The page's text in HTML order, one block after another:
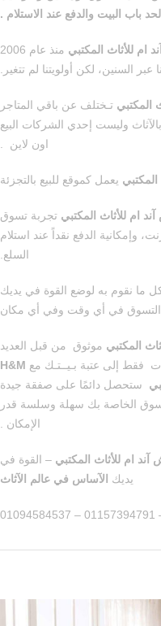
لحد باب البيت والدفع عند الاستلام .
منذ عام 2006
السنين، لكن أولويتنا لم تتغير.
تـختلف عن باقي المتاجر
وليست إحدي الشركات البيع
اون لاين .
يعمل كموقع للبيع بالتجزئة
تجربة تسوق
وإمكانية الدفع نقداً عند استلام
السلع.
كل ما نقوم به لوضع القوة في يديك
التسوق في أي وقت وفي أي مكان
موثوق من قبل العديد
فقط إلى عتبة بـيــتـك مع H&M
ستحصل دائمًا على صفقة جيدة
الخاصة بك سهلة وسلسة قدر
الإمكان .
– القوة في
يديك
الآساس في عالم الآثاث